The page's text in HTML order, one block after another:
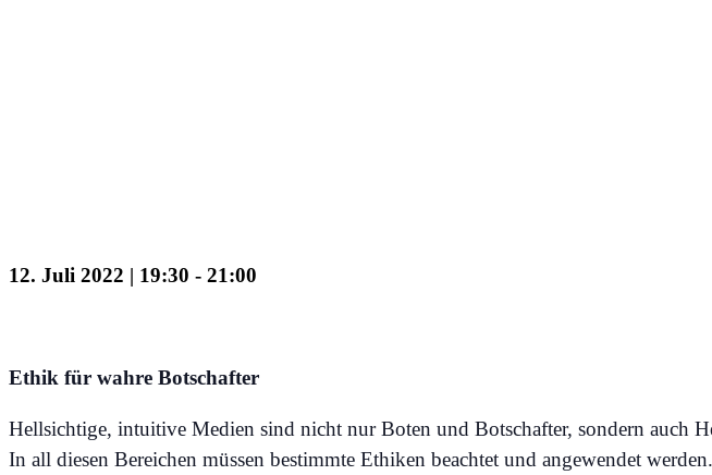
12. Juli 2022 | 19:30 - 21:00
Ethik für wahre Botschafter
Hellsichtige, intuitive Medien sind nicht nur Boten und Botschafter, sondern auch
In all diesen Bereichen müssen bestimmte Ethiken beachtet und angewendet